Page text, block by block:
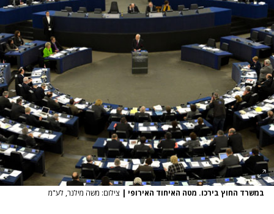
במשרד החוץ בירכו. מטה האיחוד האירופי | צילום: משה מילנר, לע"מ